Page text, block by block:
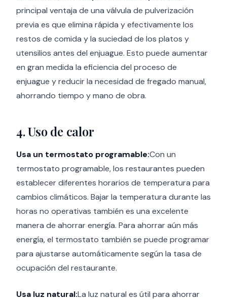
principal ventaja de una válvula de pulverización
previa es que elimina rápida y efectivamente los
restos de comida y la suciedad de los platos y
utensilios antes del enjuague. Esto puede aumentar
en gran medida la eficiencia del proceso de
enjuague y reducir la necesidad de fregado manual,
ahorrando tiempo y mano de obra.
4. Uso de calor
Usa un termostato programable:Con un
termostato programable, los restaurantes pueden
establecer diferentes horarios de temperatura para
cambios climáticos. Bajar la temperatura durante las
horas no operativas también es una excelente
manera de ahorrar energía. Para ahorrar aún más
energía, el termostato también se puede programar
para ajustarse automáticamente según la tasa de
ocupación del restaurante.
Usa luz natural:La luz natural es útil para ahorrar